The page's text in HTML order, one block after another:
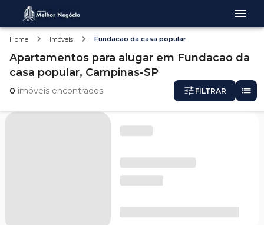
Home Imóveis Fundacao da casa popular
Apartamentos para alugar em Fundacao da
casa popular, Campinas-SP
0 imóveis encontrados FILTRAR